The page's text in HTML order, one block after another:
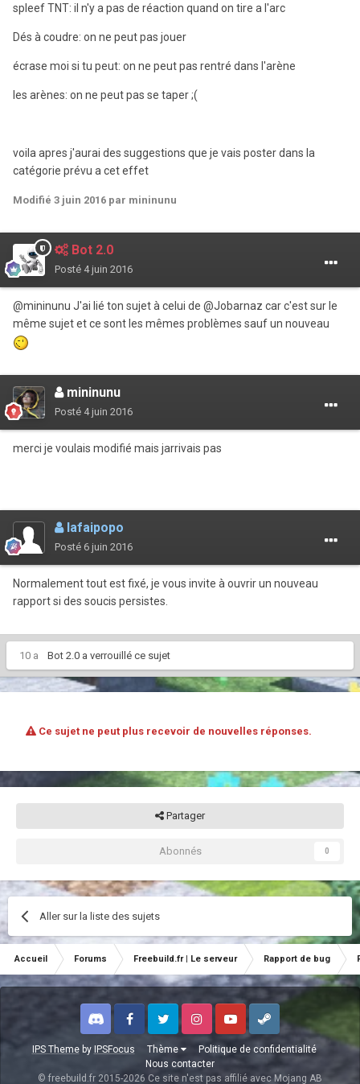
spleef TNT: il n'y a pas de réaction quand on tire a l'arc
Dés à coudre: on ne peut pas jouer
écrase moi si tu peut: on ne peut pas rentré dans l'arène
les arènes: on ne peut pas se taper ;(
voila apres j'aurai des suggestions que je vais poster dans la
catégorie prévu a cet effet
Modifié 3 juin 2016 par mininunu
Bot 2.0
Posté 4 juin 2016
@mininunu J'ai lié ton sujet à celui de @Jobarnaz car c'est sur le
même sujet et ce sont les mêmes problèmes sauf un nouveau
mininunu
Posté 4 juin 2016
merci je voulais modifié mais jarrivais pas
lafaipopo
Posté 6 juin 2016
Normalement tout est fixé, je vous invite à ouvrir un nouveau
rapport si des soucis persistes.
10 a Bot 2.0 a verrouillé ce sujet
Ce sujet ne peut plus recevoir de nouvelles réponses.
Partager
Abonnés 0
Aller sur la liste des sujets
Accueil Forums Freebuild.fr | Le serveur Rapport de bug
IPS Themeby IPSFocus Thème
Politique de confidentialité
Nous contacter
Discord FacebookTwitter InstagramYoutubeSteam
© freebuild.fr 2015-2026 Ce site n'est pas affilié avec Mojang AB